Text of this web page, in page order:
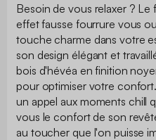
Besoin de vous relaxer ? Le
effet fausse fourrure vous
touche charme dans votre
son design élégant et
bois d'hévéa en finition
pour optimiser votre
un appel aux moments chill
vous le confort de son
au toucher que l'on puisse